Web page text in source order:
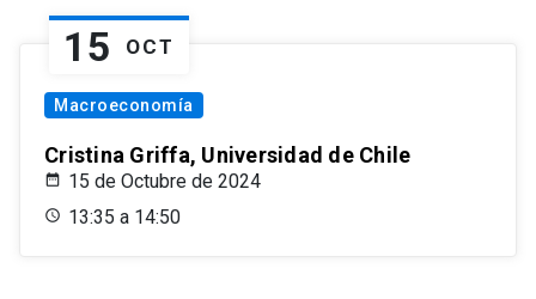
15 OCT
Macroeconomía
Cristina Griffa, Universidad de Chile
15 de Octubre de 2024
13:35 a 14:50